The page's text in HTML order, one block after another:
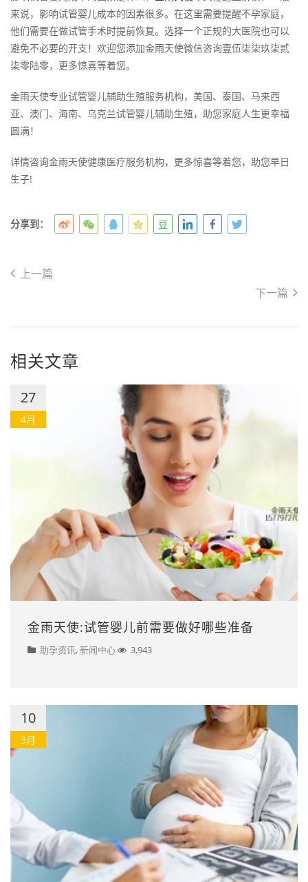
来说，影响试管婴儿成本的因素很多。在这里需要提醒不孕家庭，
他们需要在做试管手术时提前恢复。选择一个正规的大医院也可以
避免不必要的开支！欢迎您添加金雨天使微信咨询壹伍柒柒玖柒贰
柒零陆零，更多惊喜等着您。
金雨天使专业试管婴儿辅助生殖服务机构，美国、泰国、马来西
亚、澳门、海南、乌克兰试管婴儿辅助生殖，助您家庭人生更幸福
圆满！
详情咨询金雨天使健康医疗服务机构，更多惊喜等着您，助您早日
生子!
分享到：
上一篇
下一篇
相关文章
27
4月
金雨天使:试管婴儿前需要做好哪些准备
助孕资讯,新闻中心 3,943
10
3月